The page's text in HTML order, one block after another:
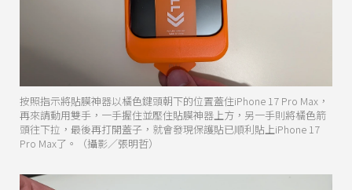
按照指示將貼膜神器以橘色鍵頭朝下的位置蓋住iPhone 17 Pro Max，
再來請動用雙手，一手握住並壓住貼膜神器上方，另一手則將橘色箭
頭往下拉，最後再打開蓋子，就會發現保護貼已順利貼上iPhone 17
Pro Max了。（攝影／張明哲）